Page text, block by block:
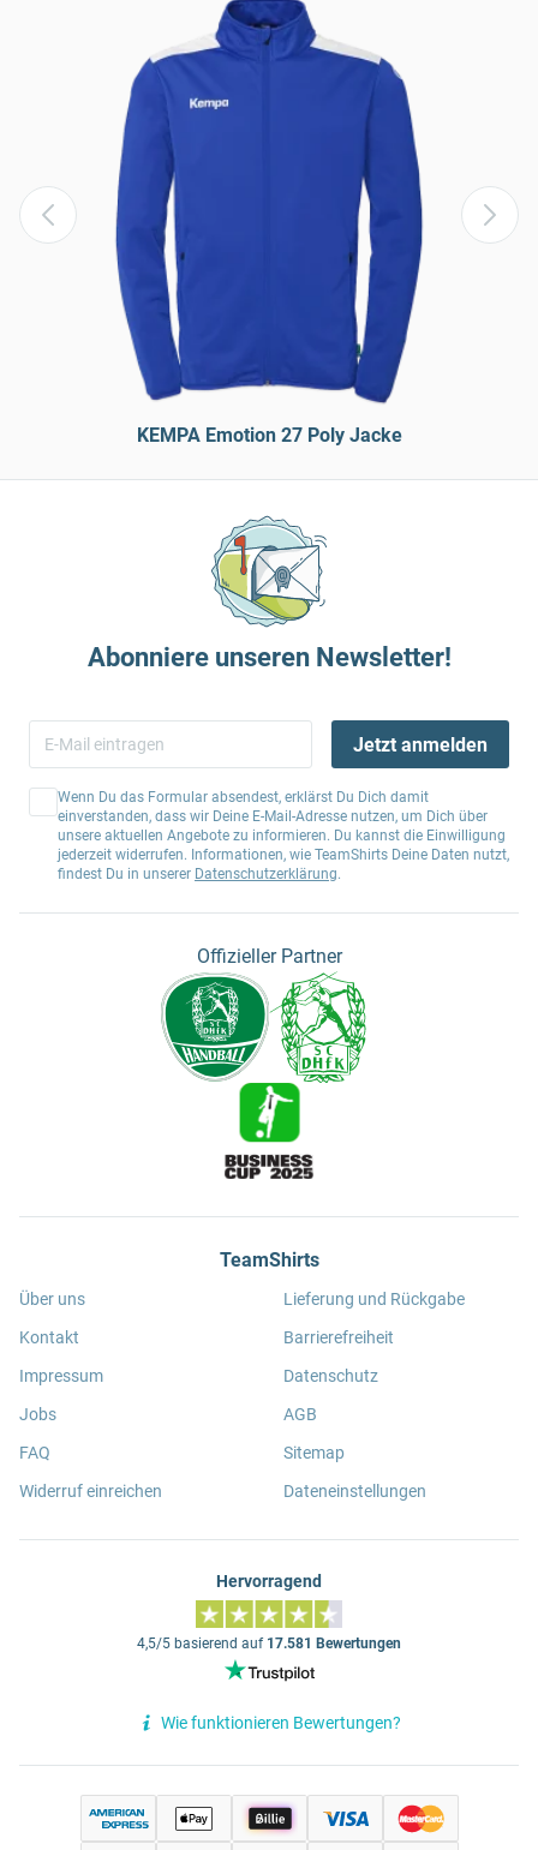
KEMPA Emotion 27 Poly Jacke
Abonniere unseren Newsletter!
Jetzt anmelden
Wenn Du das Formular absendest, erklärst Du Dich damit
einverstanden, dass wir Deine E-Mail-Adresse nutzen, um Dich über
unsere aktuellen Angebote zu informieren. Du kannst die Einwilligung
jederzeit widerrufen. Informationen, wie TeamShirts Deine Daten nutzt,
findest Du in unserer Datenschutzerklärung.
Offizieller Partner
TeamShirts
Über uns
Kontakt
Impressum
Jobs
FAQ
Widerruf einreichen
Lieferung und Rückgabe
Barrierefreiheit
Datenschutz
AGB
Sitemap
Dateneinstellungen
Hervorragend
4,5/5 basierend auf 17.581 Bewertungen
Wie funktionieren Bewertungen?